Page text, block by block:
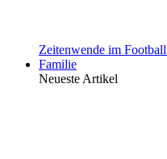
Zeitenwende im
Familie
Neueste Artikel